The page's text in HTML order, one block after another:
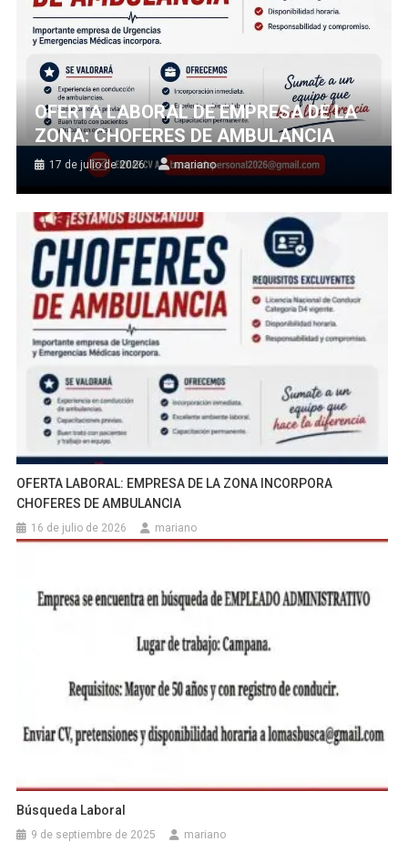
OFERTA LABORAL DE EMPRESA DE LA
ZONA: CHOFERES DE AMBULANCIA
17 de julio de 2026 mariano
OFERTA LABORAL: EMPRESA DE LA ZONA INCORPORA
CHOFERES DE AMBULANCIA
16 de julio de 2026 mariano
Búsqueda Laboral
9 de septiembre de 2025 mariano